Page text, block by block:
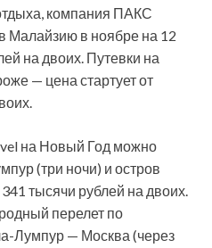
компания ПАКС
Малайзию в ноябре на 12
на двоих. Путевки на
— цена стартует от
на Новый Год можно
(три ночи) и остров
тысячи рублей на двоих.
перелет по
Лумпур — Москва (через